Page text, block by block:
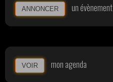
ANNONCER un évènement
VOIR mon agenda